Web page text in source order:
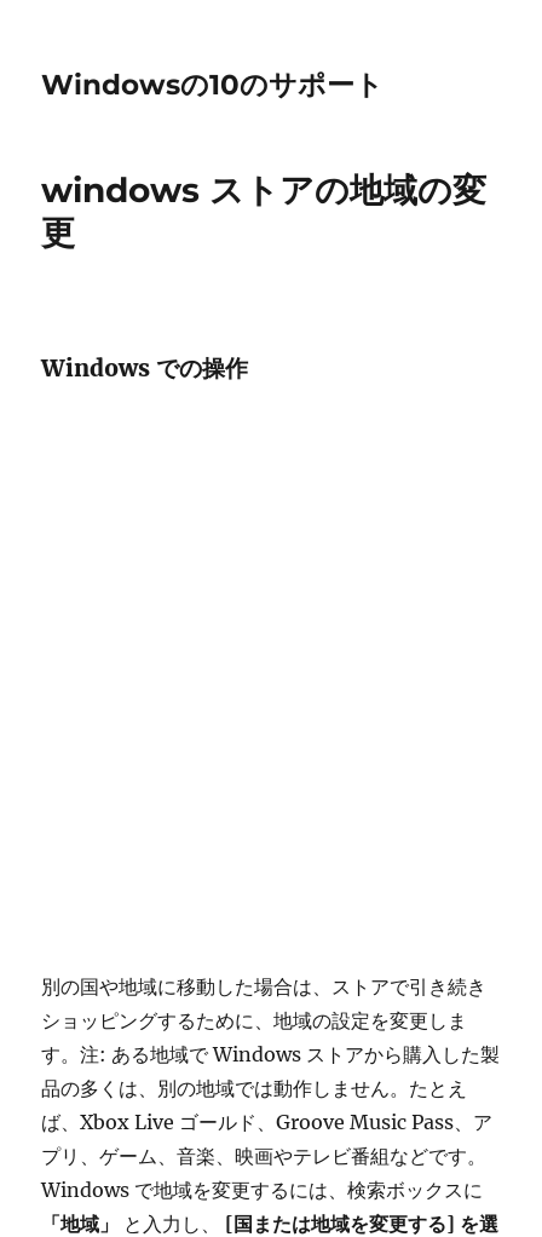
Windowsの10のサポート
windows ストアの地域の変
更
Windows での操作
別の国や地域に移動した場合は、ストアで引き続き
ショッピングするために、地域の設定を変更しま
す。注: ある地域で Windows ストアから購入した製
品の多くは、別の地域では動作しません。たとえ
ば、Xbox Live ゴールド、Groove Music Pass、ア
プリ、ゲーム、音楽、映画やテレビ番組などです。
Windows で地域を変更するには、検索ボックスに
「地域」
と入力し、 [国または地域を変更する] を選